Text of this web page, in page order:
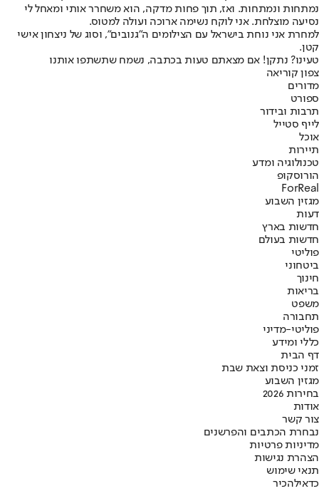
נמתחות ונמתחות. ואז, תוך פחות מדקה, הוא משחרר אותי ומאחל לי
נסיעה מוצלחת. אני לוקח נשימה ארוכה ועולה למטוס.
למחרת אני נוחת בישראל עם הצילומים ה"גנובים", וסוג של ניצחון אישי
קטן.
טעינו? נתקן! אם מצאתם טעות בכתבה, נשמח שתשתפו אותנו
צפון קוריאה
מדורים
ספורט
תרבות ובידור
לייף סטייל
אוכל
תיירות
טכנולוגיה ומדע
הורוסקופ
ForReal
מגזין השבוע
דעות
חדשות בארץ
חדשות בעולם
פוליטי
ביטחוני
חינוך
בריאות
משפט
תחבורה
פוליטי-מדיני
כללי ומידע
דף הבית
זמני כניסת וצאת שבת
מגזין השבוע
בחירות 2026
אודות
צור קשר
נבחרת הכתבים והפרשנים
מדיניות פרטיות
הצהרת נגישות
תנאי שימוש
כדאילהכיר